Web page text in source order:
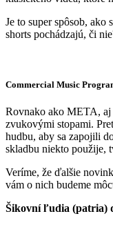
Je to super spôsob,
shorts pochádzajú, či
Commercial Music
Rovnako ako META,
zvukovými stopami.
hudbu, aby sa zapojili
skladbu niekto použije,
Veríme, že ďalšie
vám o nich budeme
Šikovní ľudia (patria)